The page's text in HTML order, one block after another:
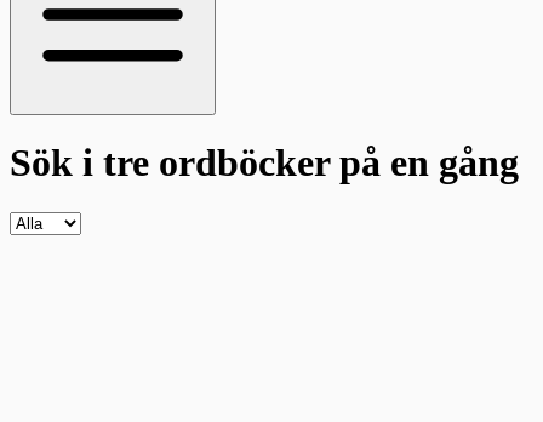
Sök i tre ordböckerpå en gång